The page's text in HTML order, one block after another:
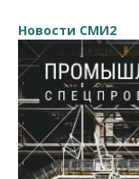
Новости СМИ2